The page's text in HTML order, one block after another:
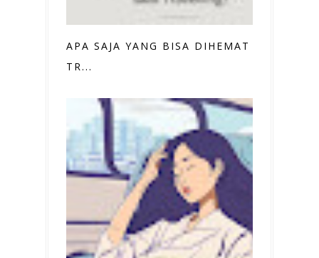
APA SAJA YANG BISA DIHEMAT SAAT
TR...